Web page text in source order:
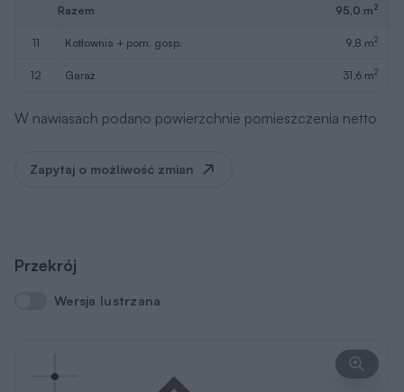
Razem 95,0 m2
11 kotłownia + pom. gosp. 9,8 m2
12 garaż 31,6 m2
W nawiasach podano powierzchnie pomieszczenia netto
Zapytaj o możliwość zmian
Przekrój
Wersja lustrzana
Wersja lustrzana